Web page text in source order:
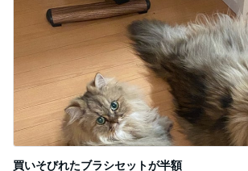
買いそびれたブラシセットが半額